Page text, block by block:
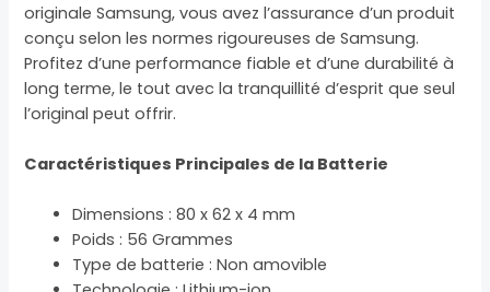
originale Samsung, vous avez l’assurance d’un produit
conçu selon les normes rigoureuses de Samsung.
Profitez d’une performance fiable et d’une durabilité à
long terme, le tout avec la tranquillité d’esprit que seul
l’original peut offrir.
Caractéristiques Principales de la Batterie
Dimensions : 80 x 62 x 4 mm
Poids : 56 Grammes
Type de batterie : Non amovible